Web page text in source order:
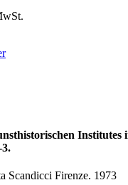
Institutes
Scandicci Firenze. 1973